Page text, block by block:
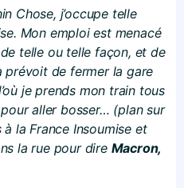
Chose, j’occupe telle
Mon emploi est menacé
telle ou telle façon, et de
de fermer la gare
je prends mon train tous
aller bosser… (plan sur
la France Insoumise et
la rue pour dire Macron,